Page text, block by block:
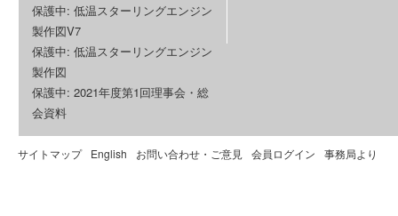
保護中: 低温スターリングエンジン
製作図V7
保護中: 低温スターリングエンジン
製作図
保護中: 2021年度第1回理事会・総
会資料
サイトマップ English お問い合わせ・ご意見 会員ログイン 事務局より